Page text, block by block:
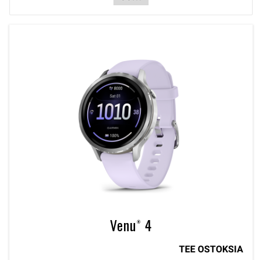
Venu® 4
TEE OSTOKSIA